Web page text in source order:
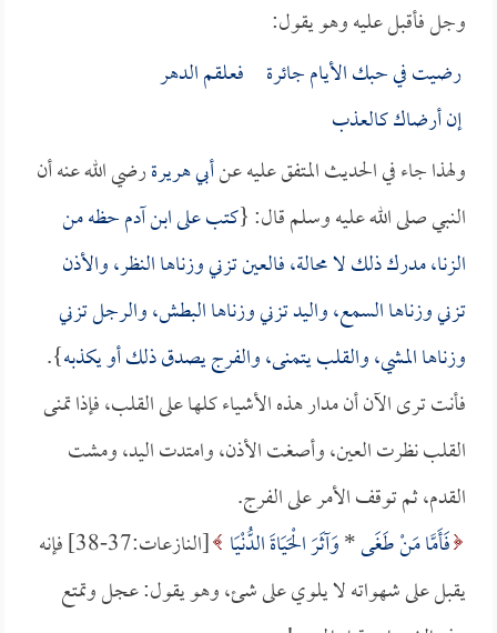
وجل فأقبل عليه وهو يقول:
رضيت في حبك الأيام جائرة فعلقم الدهر
إن أرضاك كالعذب
ولهذا جاء في الحديث المتفق عليه عنأبي هريرةرضي الله عنه أن
النبي صلى الله عليه وسلم قال: {كتب على ابن آدم حظه من
الزنا، مدرك ذلك لا محالة، فالعين تزني وزناها النظر، والأذن
تزني وزناها السمع، واليد تزني وزناها البطش، والرجل تزني
وزناها المشي، والقلب يتمنى، والفرج يصدق ذلك أو يكذبه}.
فأنت ترى الآن أن مدار هذه الأشياء كلها على القلب، فإذا تمنى
القلب نظرت العين، وأصغت الأذن، وامتدت اليد، ومشت
القدم، ثم توقف الأمر على الفرج.
فَأَمَّا مَنْ طَغَى*وَآثَرَ الْحَيَاةَ الدُّنْيَا
[النازعات:37-38] فإنه
يقبل على شهواته لا يلوي على شئ، وهو يقول: عجل وتمتع